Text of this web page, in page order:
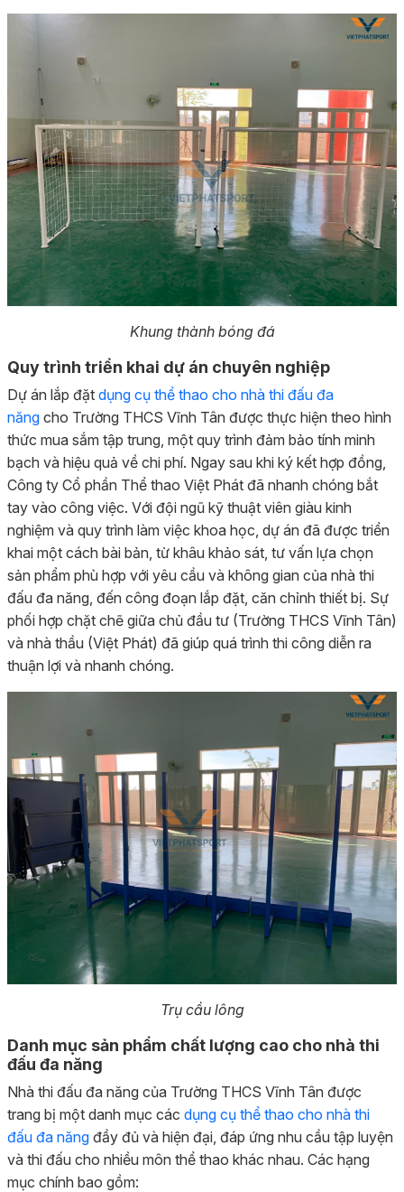
Khung thành bóng đá
Quy trình triển khai dự án chuyên nghiệp
Dự án lắp đặt dụng cụ thể thao cho nhà thi đấu đa
năng cho Trường THCS Vĩnh Tân được thực hiện theo hình
thức mua sắm tập trung, một quy trình đảm bảo tính minh
bạch và hiệu quả về chi phí. Ngay sau khi ký kết hợp đồng,
Công ty Cổ phần Thể thao Việt Phát đã nhanh chóng bắt
tay vào công việc. Với đội ngũ kỹ thuật viên giàu kinh
nghiệm và quy trình làm việc khoa học, dự án đã được triển
khai một cách bài bản, từ khâu khảo sát, tư vấn lựa chọn
sản phẩm phù hợp với yêu cầu và không gian của nhà thi
đấu đa năng, đến công đoạn lắp đặt, căn chỉnh thiết bị. Sự
phối hợp chặt chẽ giữa chủ đầu tư (Trường THCS Vĩnh Tân)
và nhà thầu (Việt Phát) đã giúp quá trình thi công diễn ra
thuận lợi và nhanh chóng.
Trụ cầu lông
Danh mục sản phẩm chất lượng cao cho nhà thi
đấu đa năng
Nhà thi đấu đa năng của Trường THCS Vĩnh Tân được
trang bị một danh mục các dụng cụ thể thao cho nhà thi
đấu đa năng đầy đủ và hiện đại, đáp ứng nhu cầu tập luyện
và thi đấu cho nhiều môn thể thao khác nhau. Các hạng
mục chính bao gồm: